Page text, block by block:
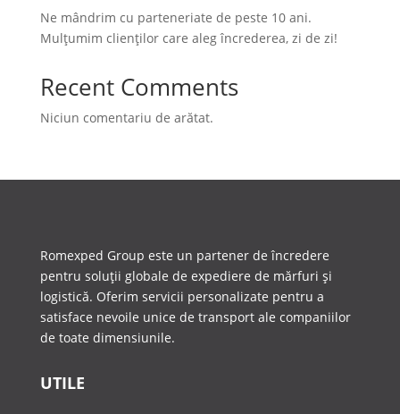
Ne mândrim cu parteneriate de peste 10 ani.
Mulțumim clienților care aleg încrederea, zi de zi!
Recent Comments
Niciun comentariu de arătat.
Romexped Group este un partener de încredere
pentru soluții globale de expediere de mărfuri și
logistică. Oferim servicii personalizate pentru a
satisface nevoile unice de transport ale companiilor
de toate dimensiunile.
UTILE